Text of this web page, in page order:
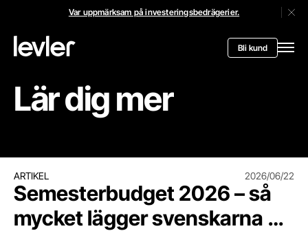
Var uppmärksam på investeringsbedrägerier.
Header.toStartPagee Bli kund
Lär dig mer
ARTIKEL 2026/06/22
Semesterbudget 2026 – så
mycket lägger svenskarna på